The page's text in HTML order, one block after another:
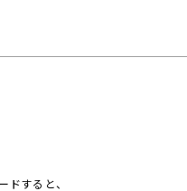
すると、